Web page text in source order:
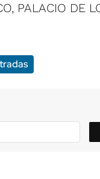
PALACIO DE